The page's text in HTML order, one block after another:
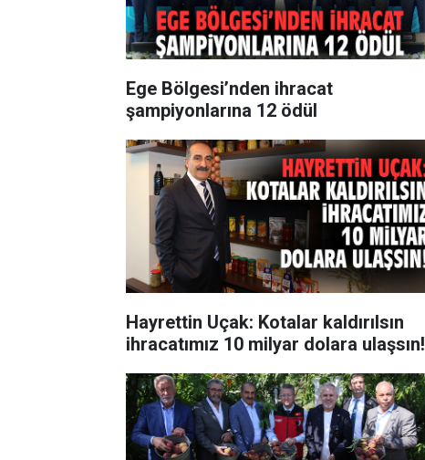
Ege Bölgesi’nden ihracat
şampiyonlarına 12 ödül
Hayrettin Uçak: Kotalar kaldırılsın
ihracatımız 10 milyar dolara ulaşsın!